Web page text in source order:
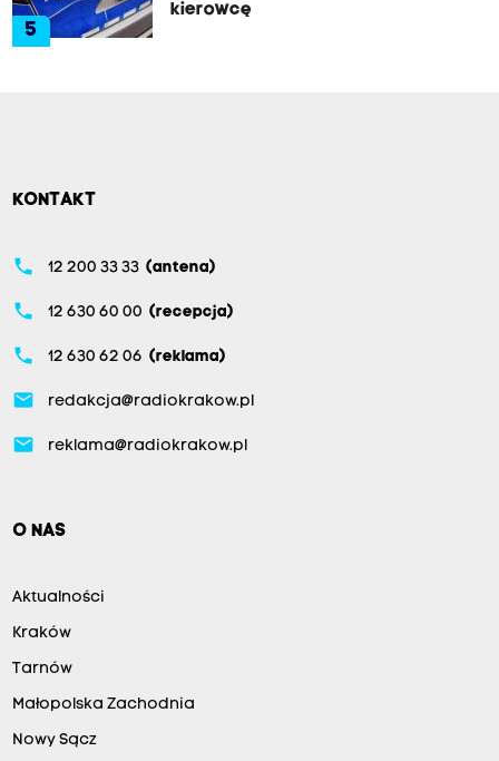
5
kierowcę
KONTAKT
phone 12 200 33 33 (antena)
phone 12 630 60 00 (recepcja)
phone 12 630 62 06 (reklama)
email redakcja@radiokrakow.pl
email reklama@radiokrakow.pl
O NAS
Aktualności
Kraków
Tarnów
Małopolska Zachodnia
Nowy Sącz